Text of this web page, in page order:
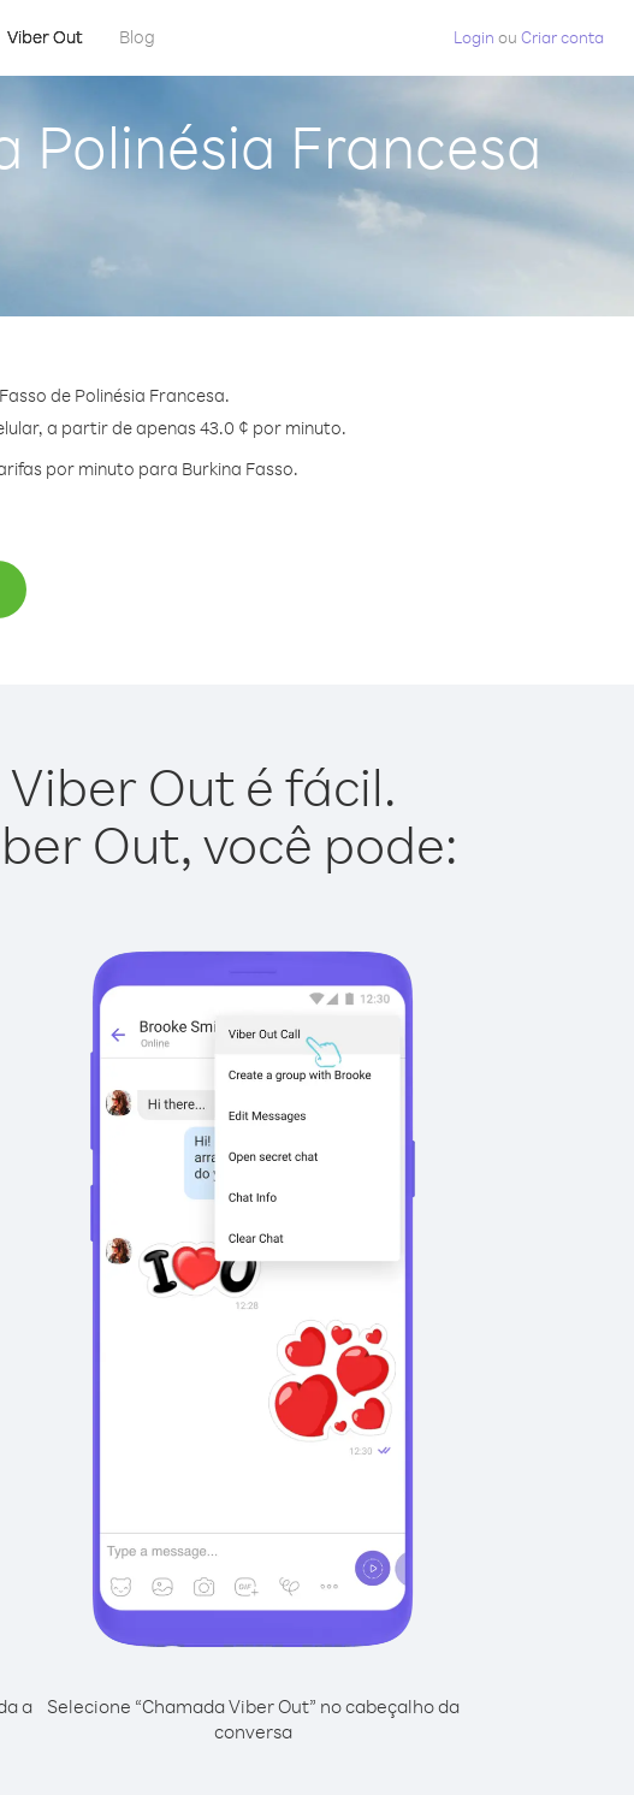
Viber Out Blog Login ou Criar conta
Polinésia Francesa
de Polinésia Francesa.
a partir de apenas 43.0 ¢ por minuto.
por minuto para Burkina Fasso.
Out é fácil.
Out, você pode:
a
Selecione “Chamada Viber Out” no cabeçalho da
conversa